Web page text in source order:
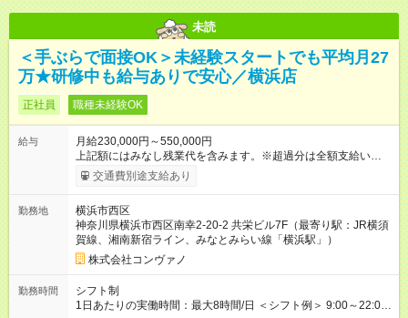
未読
＜手ぶらで面接OK＞未経験スタートでも平均月27
万★研修中も給与ありで安心／横浜店
正社員 職種未経験OK
給与
月給230,000円～550,000円
上記額にはみなし残業代を含みます。※超過分は全額支給いたし
ます。 みなし残業代 8,940円／月 みなし残業時間 5.5時間／月
上記には、月5.5時間分のみなし残業代(8，940円)を含む。超過
円～ （期間中は契約社員） ※社内基準を満たした場合は、その
後正規登用可 【年収例】 ◆エリアマネージャー 月給25万円＋役
職手当3万円＋インセン14万5，781円＝42万5，781円 ◆店長
月給 25万円＋役職手当1万円＋インセン8万2，547円＝34万2，
547円 ◆社員(役職なし) 月給23万円＋インセン1万4701円＝24
万4，701円 ＜別途支給手当＞ ・インセンティブ：月10万円以
上も可能！ ・賞与：年2回(6月/12月)※業績による ・交通費：月
交通費別途支給あり
勤務地
横浜市西区
神奈川県横浜市西区南幸2-20-2 共栄ビル7F（最寄り駅：JR横須
賀線、湘南新宿ライン、みなとみらい線「横浜駅」）
株式会社コンヴァノ
勤務時間
シフト制
1日あたりの実働時間：最大8時間/日 ＜シフト例＞ 9:00～22:00